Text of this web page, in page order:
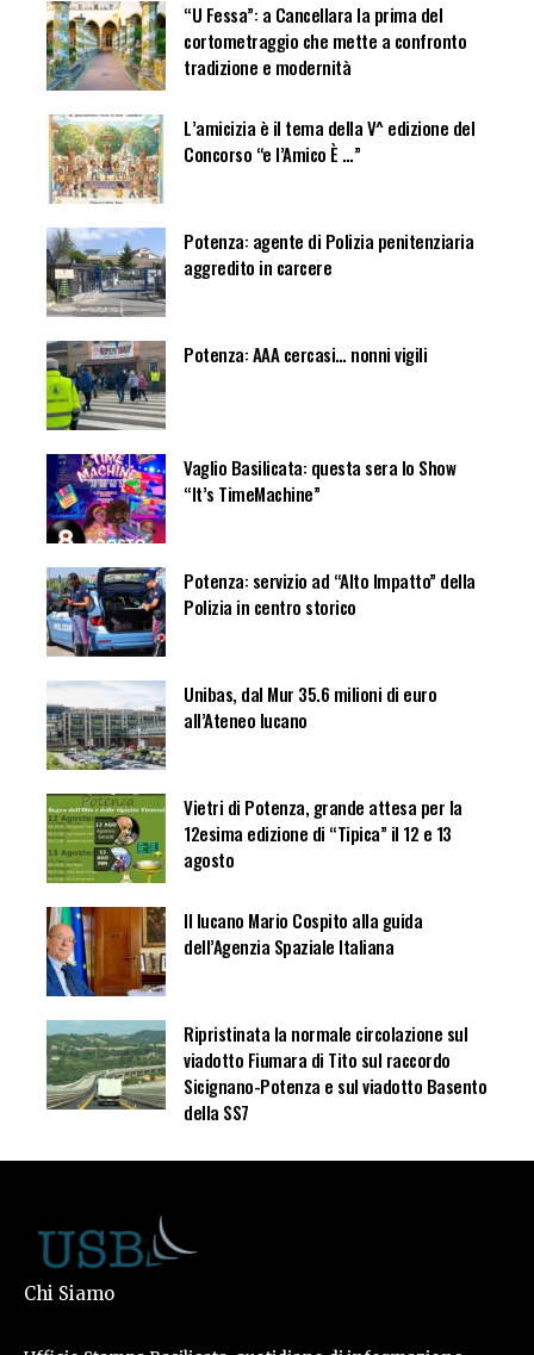
“U Fessa”: a Cancellara la prima del
cortometraggio che mette a confronto
tradizione e modernità
L’amicizia è il tema della V^ edizione del
Concorso “e l’Amico È …”
Potenza: agente di Polizia penitenziaria
aggredito in carcere
Potenza: AAA cercasi… nonni vigili
Vaglio Basilicata: questa sera lo Show
“It’s TimeMachine”
Potenza: servizio ad “Alto Impatto” della
Polizia in centro storico
Unibas, dal Mur 35.6 milioni di euro
all’Ateneo lucano
Vietri di Potenza, grande attesa per la
12esima edizione di “Tipica” il 12 e 13
agosto
Il lucano Mario Cospito alla guida
dell’Agenzia Spaziale Italiana
Ripristinata la normale circolazione sul
viadotto Fiumara di Tito sul raccordo
Sicignano-Potenza e sul viadotto Basento
della SS7
Chi Siamo